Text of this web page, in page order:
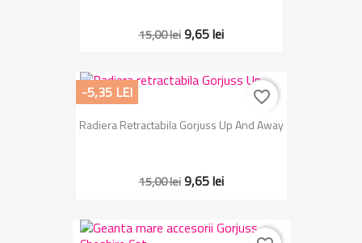
15,00 lei 9,65 lei
Radiera Retractabila Gorjuss Up And Away
15,00 lei 9,65 lei
-5,35 LEI favorite_border